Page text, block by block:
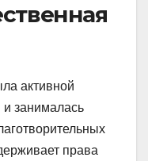
активной
занималась
права